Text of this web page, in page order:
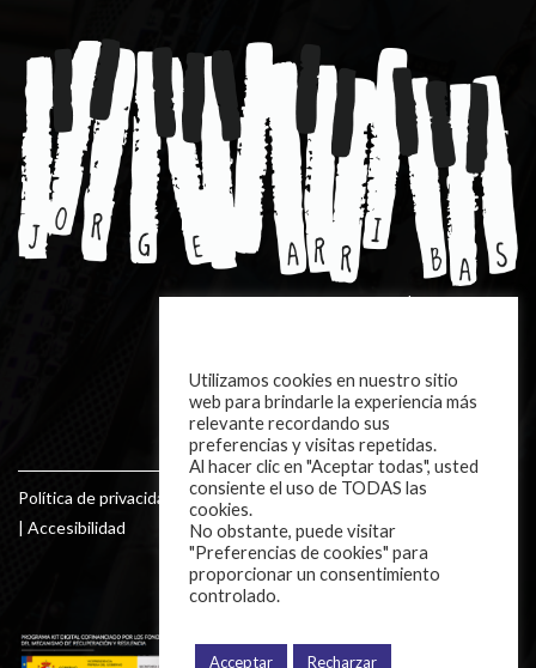
EJERCICIOS Y PARTITURAS |DESCARGAR
CONTACTO
Política de privacidad Política de cookies| Aviso legal
| Accesibilidad
prodesin.com
Utilizamos cookies en nuestro sitio
web para brindarle la experiencia más
relevante recordando sus
preferencias y visitas repetidas.
Al hacer clic en "Aceptar todas", usted
consiente el uso de TODAS las
cookies.
No obstante, puede visitar
"Preferencias de cookies" para
proporcionar un consentimiento
controlado.
Acceptar Recharzar